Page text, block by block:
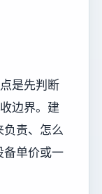
是先判断
边界。建
负责、怎么
备单价或一